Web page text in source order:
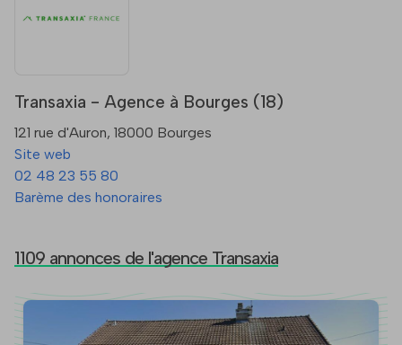
Transaxia - Agence à Bourges (18)
121 rue d'Auron, 18000 Bourges
Site web
02 48 23 55 80
Barème des honoraires
1109 annonces de l'agence Transaxia